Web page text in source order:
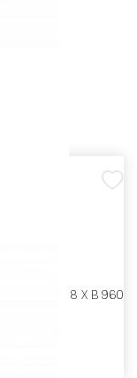
Ш 800 X Г 318 X В 960